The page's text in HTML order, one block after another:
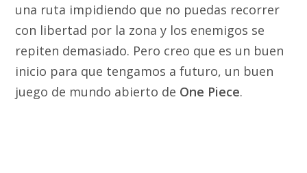
una ruta impidiendo que no puedas recorrer
con libertad por la zona y los enemigos se
repiten demasiado. Pero creo que es un buen
inicio para que tengamos a futuro, un buen
juego de mundo abierto de One Piece.